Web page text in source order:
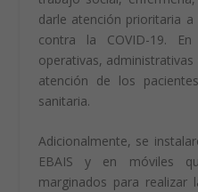
darle atención prioritaria
contra la COVID-19.
operativas,
atención de los
sanitaria.
Adicionalmente, se
EBAIS y en móviles
marginados para realizar